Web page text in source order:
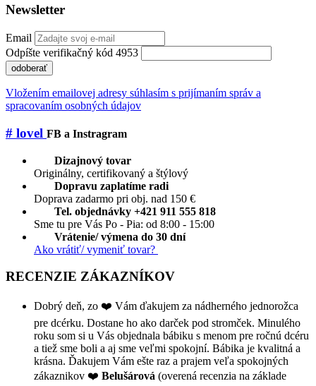
Newsletter
Email
Odpíšte verifikačný kód 4953
odoberať
Vložením emailovej adresy súhlasím s prijímaním správ a
spracovaním osobných údajov
# lovel FB a Instragram
Dizajnový tovar
Originálny, certifikovaný a štýlový
Dopravu zaplatíme radi
Doprava zadarmo pri obj. nad 150 €
Tel. objednávky +421 911 555 818
Sme tu pre Vás Po - Pia: od 8:00 - 15:00
Vrátenie/ výmena do 30 dní
Ako vrátiť/ vymeniť tovar?
RECENZIE ZÁKAZNÍKOV
Dobrý deň, zo ❤️ Vám ďakujem za nádherného jednorožca
pre dcérku. Dostane ho ako darček pod stromček. Minulého
roku som si u Vás objednala bábiku s menom pre ročnú dcéru
a tiež sme boli a aj sme veľmi spokojní. Bábika je kvalitná a
krásna. Ďakujem Vám ešte raz a prajem veľa spokojných
zákaznikov ❤️ Belušárová (overená recenzia na základe